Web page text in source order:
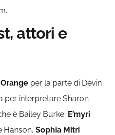
attori e
per la parte di Devin
per interpretare Sharon
è Bailey Burke. E’myri
Hanson,Sophia Mitri